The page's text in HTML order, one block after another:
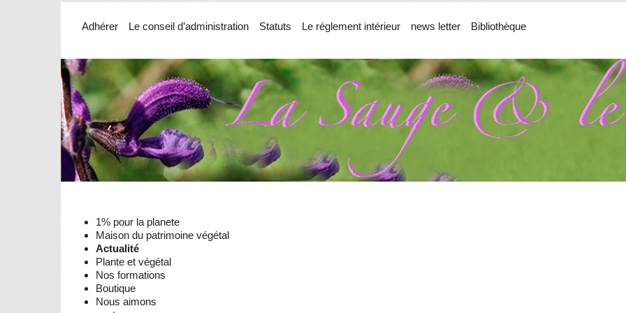
Adhérer Le conseil d’administration Statuts Le réglement intérieur news letter Bibliothèque
1% pour la planete
Maison du patrimoine végétal
Actualité
Plante et végétal
Nos formations
Boutique
Nous aimons